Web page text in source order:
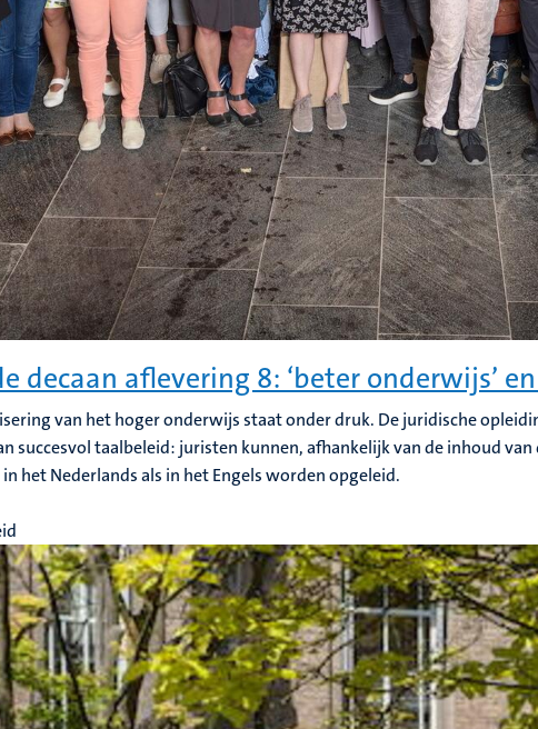
decaan aflevering 8: ‘beter onderwijs’
van het hoger onderwijs staat onder druk. De juridische
succesvol taalbeleid: juristen kunnen, afhankelijk van de inhoud van
het Nederlands als in het Engels worden opgeleid.